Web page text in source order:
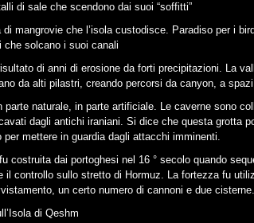
di sale che scendono dai suoi “soffitti”
mangrovie che l’isola custodisce. Paradiso per i
che solcano i suoi canali
di anni di erosione da forti precipitazioni. La
da alti pilastri, creando percorsi da canyon, a
parte naturale, in parte artificiale. Le caverne sono
dagli antichi iraniani. Si dice che questa grotta
mettere in guardia dagli attacchi imminenti.
fu costruita dai portoghesi nel 16 ° secolo quando
il controllo sullo stretto di Hormuz. La fortezza fu
un certo numero di cannoni e due cisterne.
di Qeshm